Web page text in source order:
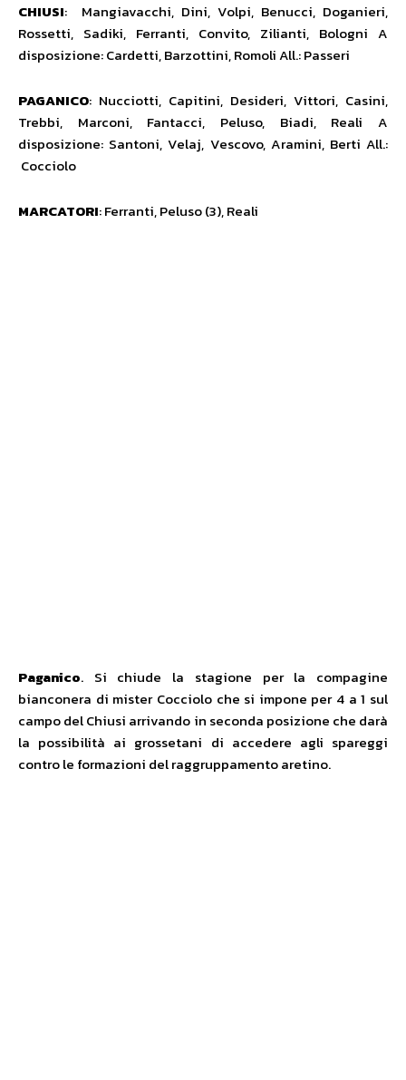
CHIUSI: Mangiavacchi, Dini, Volpi, Benucci, Doganieri,
Rossetti, Sadiki, Ferranti, Convito, Zilianti, Bologni A
disposizione: Cardetti, Barzottini, Romoli All.: Passeri
PAGANICO: Nucciotti, Capitini, Desideri, Vittori, Casini,
Trebbi, Marconi, Fantacci, Peluso, Biadi, Reali A
disposizione: Santoni, Velaj, Vescovo, Aramini, Berti All.:
Cocciolo
MARCATORI: Ferranti, Peluso (3), Reali
Paganico. Si chiude la stagione per la compagine
bianconera di mister Cocciolo che si impone per 4 a 1 sul
campo del Chiusi arrivando in seconda posizione che darà
la possibilità ai grossetani di accedere agli spareggi
contro le formazioni del raggruppamento aretino.